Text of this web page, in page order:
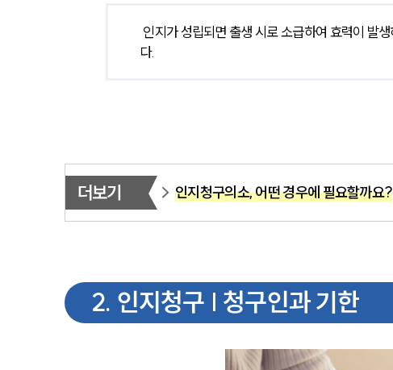
다.
더보기 인지청구의소, 어떤 경우에 필요할까요?
2. 인지청구 | 청구인과 기한